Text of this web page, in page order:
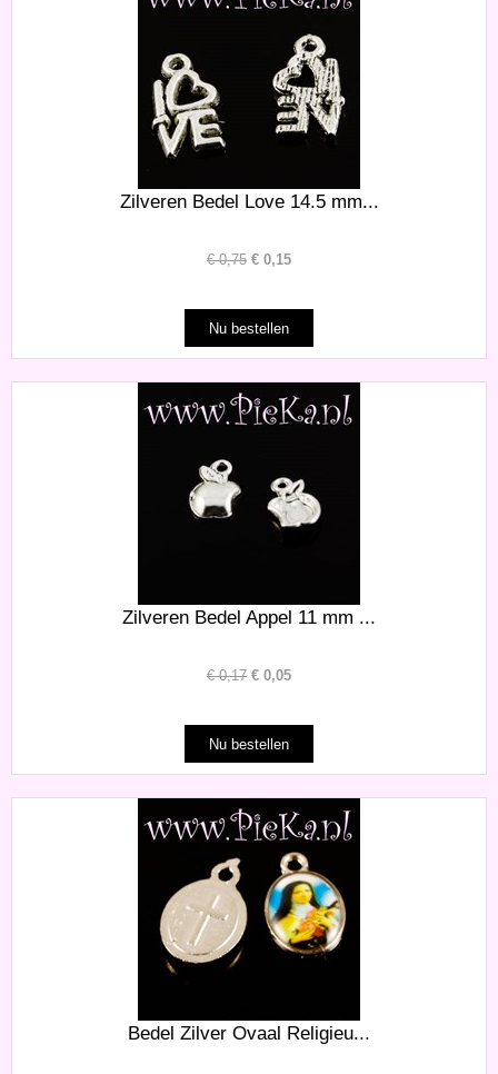
Zilveren Bedel Love 14.5 mm...
€0,75 € 0,15
Zilveren Bedel Appel 11 mm ...
€0,17 € 0,05
Bedel Zilver Ovaal Religieu...